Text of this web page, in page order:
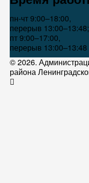
пн-чт 9:00–18:00,
перерыв 13:00–13:48;
пт 9:00–17:00,
перерыв 13:00–13:48
© 2026.
района